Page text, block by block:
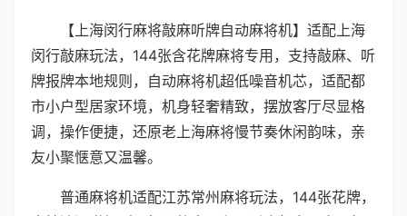
【上海闵行麻将敲麻听牌自动麻将机】适配上海
闵行敲麻玩法，144张含花牌麻将专用，支持敲麻、听
牌报牌本地规则，自动麻将机超低噪音机芯，适配都
市小户型居家环境，机身轻奢精致，摆放客厅尽显格
调，操作便捷，还原老上海麻将慢节奏休闲韵味，亲
友小聚惬意又温馨。
普通麻将机适配江苏常州麻将玩法，144张花牌，